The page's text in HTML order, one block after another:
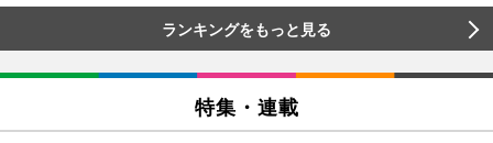
ランキングをもっと見る
特集・連載